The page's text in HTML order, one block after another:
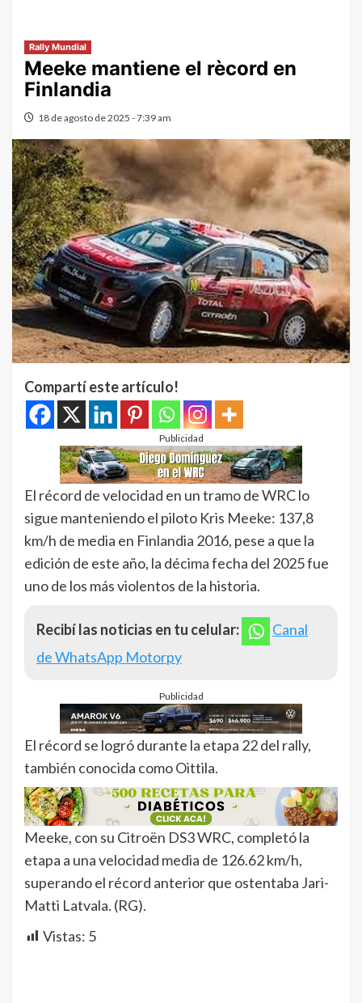
Rally Mundial
Meeke mantiene el rècord en
Finlandia
18 de agosto de 2025 - 7:39 am
Compartí este artículo!
Publicidad
El récord de velocidad en un tramo de WRC lo
sigue manteniendo el piloto Kris Meeke: 137,8
km/h de media en Finlandia 2016, pese a que la
edición de este año, la décima fecha del 2025 fue
uno de los más violentos de la historia.
Recibí las noticias en tu celular:
Canal
de WhatsApp Motorpy
Publicidad
El récord se logró durante la etapa 22 del rally,
también conocida como Oittila.
Meeke, con su Citroën DS3 WRC, completó la
etapa a una velocidad media de 126.62 km/h,
superando el récord anterior que ostentaba Jari-
Matti Latvala. (RG).
Vistas: 5